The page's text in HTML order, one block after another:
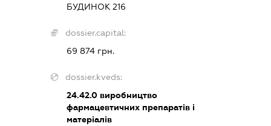
БУДИНОК 216
dossier.capital:
69 874 грн.
dossier.kveds:
24.42.0виробництво
фармацевтичних препаратів і
матеріалів